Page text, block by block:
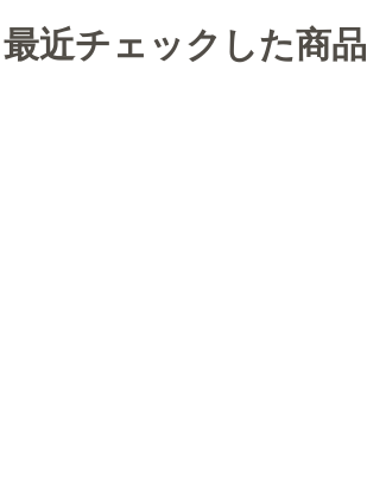
最近チェックした商品